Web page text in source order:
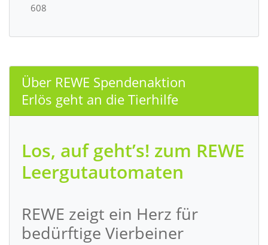
608
Über REWE Spendenaktion
Erlös geht an die Tierhilfe
Los, auf geht’s! zum REWE
Leergutautomaten
REWE zeigt ein Herz für
bedürftige Vierbeiner